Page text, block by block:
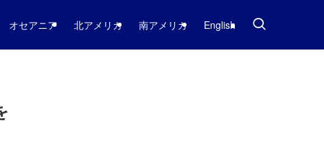
オセアニア 北アメリカ 南アメリカ English